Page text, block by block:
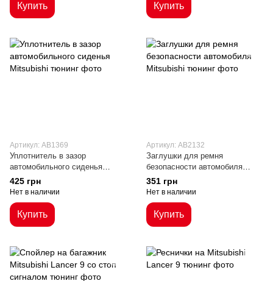
Купить Купить
Артикул: AB1369
Уплотнитель в зазор
автомобильного сиденья
Mitsubishi
425 грн
Нет в наличии
Купить
Артикул: AB2132
Заглушки для ремня
безопасности автомобиля
Mitsubishi
351 грн
Нет в наличии
Купить